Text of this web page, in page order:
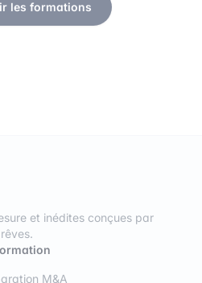
les formations
et inédites conçues par
M&A